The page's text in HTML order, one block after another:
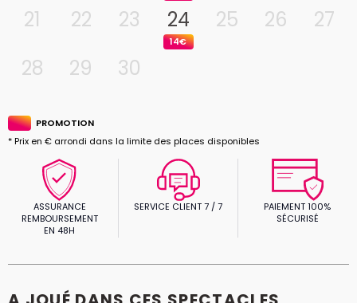
21
22 23 24
14€
25 26
27
28
29 30
PROMOTION
* Prix en € arrondi dans la limite des places disponibles
ASSURANCE
REMBOURSEMENT
EN 48H
SERVICE CLIENT 7 / 7
PAIEMENT 100%
SÉCURISÉ